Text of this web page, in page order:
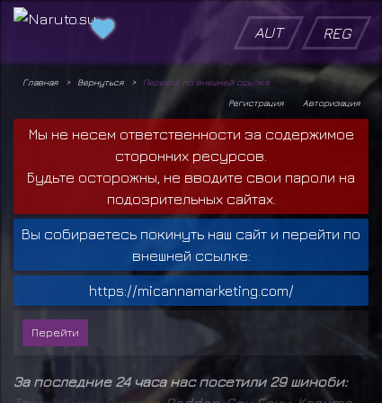
AUT REG
Главная Вернуться
Переход по внешней ссылке
Авторизация
Регистрация
Мы не несем ответственности за содержимое
сторонних ресурсов.
Будьте осторожны, не вводите свои пароли на
подозрительных сайтах.
Вы собираетесь покинуть наш сайт и перейти по
внешней ссылке:
https://micannamarketing.com/
За последние 24 часа нас посетили 29 шиноби: